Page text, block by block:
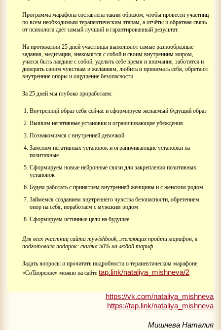
Программа марафона составлена таким образом, чтобы провести участниц
по всем необходимым терапевтическим этапам, а отчёты и обратная связь
от психолога даёт самый лучший и гарантированный результат.
На протяжении 25 дней участницы выполняют самые разнообразные
задания, медитации, знакомятся с собой и своим внутренним миром,
учатся быть наедине с собой, уделять себе время и внимание, заботится и
доверять своим чувствам и желаниям, любить и принимать себя, обретают
внутренние опоры и ощущение безопасности.
За 25 дней мы глубоко проработаем:
Внутренний образ себя сейчас и сформируем желаемый будущий образ
Выявим негативные установки и ограничивающие убеждения
Познакомимся с внутренней девочкой
Заменим негативных установок и ограничивающие установки на
позитивные
Сформируем новые нейронные связи для закрепления позитивных
установок
Будем работать с принятием внутренней женщины и с женским родом
Займемся созданием внутреннего чувства безопасности, обретением
опор на себя, поработаем с мужским родом
Сформируем истинные цели на будущее
Для всех участниц сайта mywishbook, желающих пройти марафон, я
подготовила подарок: скидка 50% на любой тариф.
Задать вопросы и прочитать подробности о терапевтическом марафоне
«СоТворение» можно на сайте tap.link/nataliya_mishneva/2
https://vk.com/nataliya_mishneva
https://tap.link/nataliya_mishneva
Мишнева Наталия